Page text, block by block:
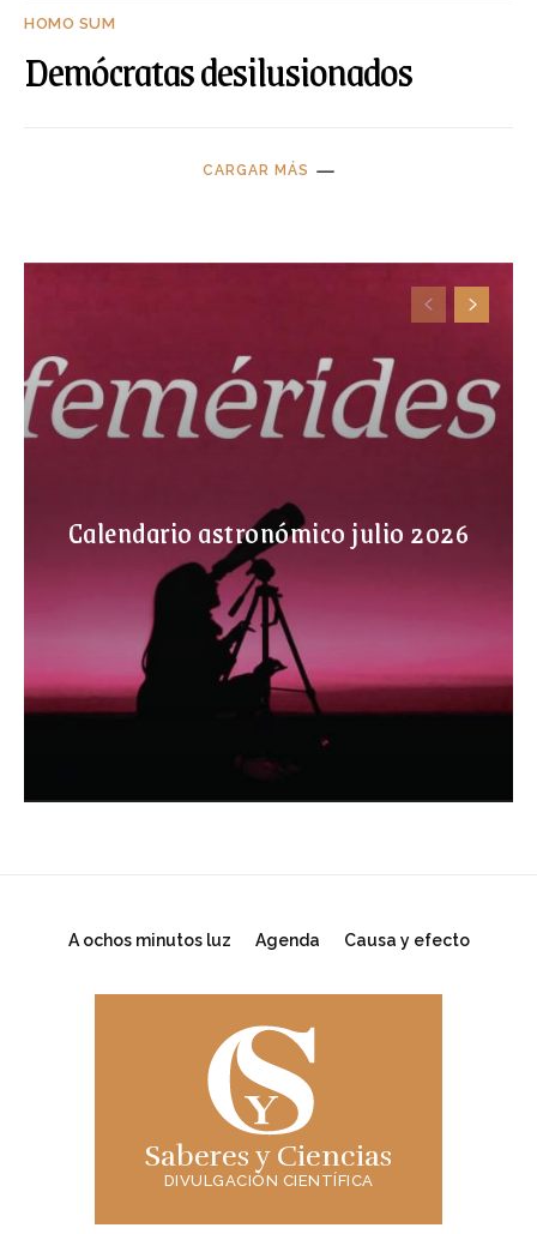
Calendario astronómico julio 2026
HOMO SUM
Demócratas desilusionados
CARGAR MÁS
A ochos minutos luz Agenda Causa y efecto
Saberes y Ciencias
DIVULGACIÓN CIENTÍFICA